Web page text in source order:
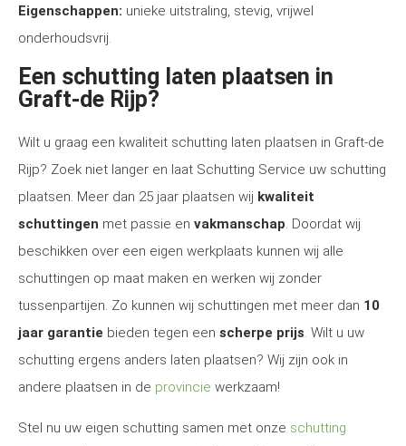
Eigenschappen: unieke uitstraling, stevig, vrijwel
onderhoudsvrij.
Een schutting laten plaatsen in
Graft-de Rijp?
Wilt u graag een kwaliteit schutting laten plaatsen in Graft-de
Rijp? Zoek niet langer en laat Schutting Service uw schutting
plaatsen. Meer dan 25 jaar plaatsen wij kwaliteit
schuttingen met passie en vakmanschap. Doordat wij
beschikken over een eigen werkplaats kunnen wij alle
schuttingen op maat maken en werken wij zonder
tussenpartijen. Zo kunnen wij schuttingen met meer dan 10
jaar garantie bieden tegen een scherpe prijs. Wilt u uw
schutting ergens anders laten plaatsen? Wij zijn ook in
andere plaatsen in de provincie werkzaam!
Stel nu uw eigen schutting samen met onze schutting